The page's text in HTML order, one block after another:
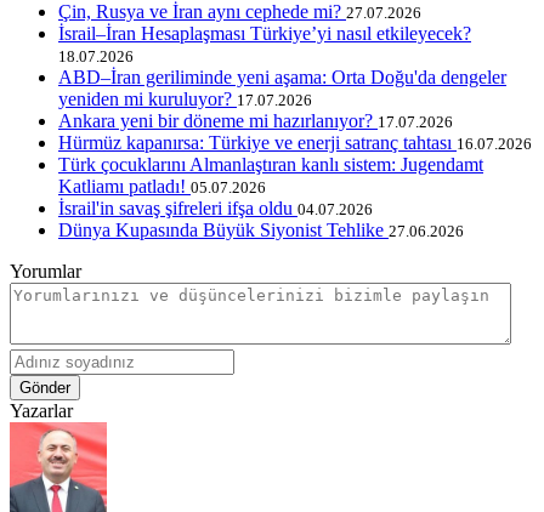
Çin, Rusya ve İran aynı cephede mi? 27.07.2026
İsrail–İran Hesaplaşması Türkiye’yi nasıl etkileyecek?
18.07.2026
ABD–İran geriliminde yeni aşama: Orta Doğu'da dengeler
yeniden mi kuruluyor? 17.07.2026
Ankara yeni bir döneme mi hazırlanıyor? 17.07.2026
Hürmüz kapanırsa: Türkiye ve enerji satranç tahtası 16.07.2026
Türk çocuklarını Almanlaştıran kanlı sistem: Jugendamt
Katliamı patladı! 05.07.2026
İsrail'in savaş şifreleri ifşa oldu 04.07.2026
Dünya Kupasında Büyük Siyonist Tehlike 27.06.2026
Yorumlar
Gönder
Yazarlar